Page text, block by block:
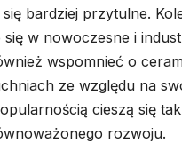
bardziej przytulne.
w nowoczesne i
wspomnieć o
ze względu na
cieszą się
rozwoju.